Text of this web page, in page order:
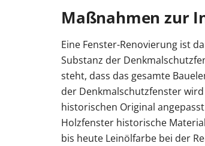
Maßnahmen zur
Eine Fenster-Renovierung ist
Substanz der
steht, dass das gesamte
der Denkmalschutzfenster
historischen Original
Holzfenster historische
bis heute Leinölfarbe bei der